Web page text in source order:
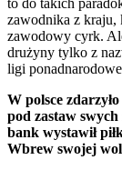
zawodnika z kraju,
zawodowy cyrk.
drużyny tylko z
ligi
W polsce
pod zastaw swych
bank wystawił
Wbrew swojej